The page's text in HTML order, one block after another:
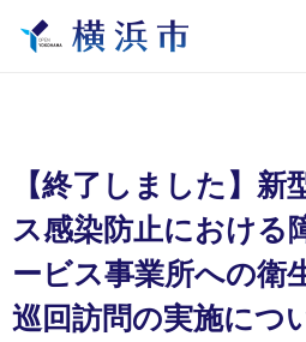
【終了しました】
ス感染防止における
ービス事業所への衛
巡回訪問の実施につ